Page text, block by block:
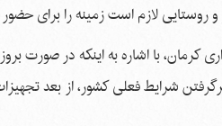
روستایی لازم است زمینه را برای
با اشاره به اینکه در صورت
شرایط فعلی کشور، از بعد